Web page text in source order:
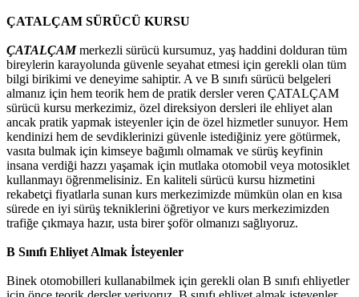
ÇATALÇAM SÜRÜCÜ KURSU
ÇATALÇAM merkezli sürücü kursumuz, yaş haddini dolduran tüm
bireylerin karayolunda güvenle seyahat etmesi için gerekli olan tüm
bilgi birikimi ve deneyime sahiptir. A ve B sınıfı sürücü belgeleri
almanız için hem teorik hem de pratik dersler veren ÇATALÇAM
sürücü kursu merkezimiz, özel direksiyon dersleri ile ehliyet alan
ancak pratik yapmak isteyenler için de özel hizmetler sunuyor. Hem
kendinizi hem de sevdiklerinizi güvenle istediğiniz yere götürmek,
vasıta bulmak için kimseye bağımlı olmamak ve sürüş keyfinin
insana verdiği hazzı yaşamak için mutlaka otomobil veya motosiklet
kullanmayı öğrenmelisiniz. En kaliteli sürücü kursu hizmetini
rekabetçi fiyatlarla sunan kurs merkezimizde mümkün olan en kısa
sürede en iyi sürüş tekniklerini öğretiyor ve kurs merkezimizden
trafiğe çıkmaya hazır, usta birer şoför olmanızı sağlıyoruz.
B Sınıfı Ehliyet Almak İsteyenler
Binek otomobilleri kullanabilmek için gerekli olan B sınıfı ehliyetler